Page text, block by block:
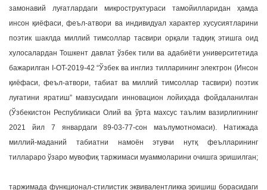
замонавий луғатлардаги микроструктураси тамойилларидан ҳамда
инсон қиёфаси, феъл-атвори ва индивидуал характер хусусиятларини
поэтик шаклда миллий тимсоллар тасвири орқали тадқиқ этишга оид
хулосалардан Тошкент давлат ўзбек тили ва адабиёти университетида
бажарилган I-OT-2019-42 “Ўзбек ва инглиз тилларининг электрон (Инсон
қиёфаси, феъл-атвори, табиат ва миллий тимсоллар тасвири) поэтик
луғатини яратиш” мавзусидаги инновацион лойиҳада фойдаланилган
(Ўзбекистон Республикаси Олий ва ўрта махсус таълим вазирлигининг
2021 йил 7 январдаги 89-03-77-сон маълумотномаси). Натижада
миллий-маданий табиатни намоён этувчи нутқ феълларининг
тиллараро ўзаро мувофиқ таржимаси муаммоларини очишга эришилган;
таржимада функционал-стилистик эквивалентликка эришиш борасидаги